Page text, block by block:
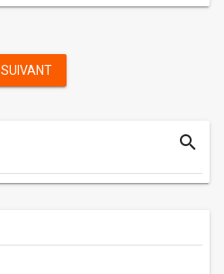
SUIVANT
search